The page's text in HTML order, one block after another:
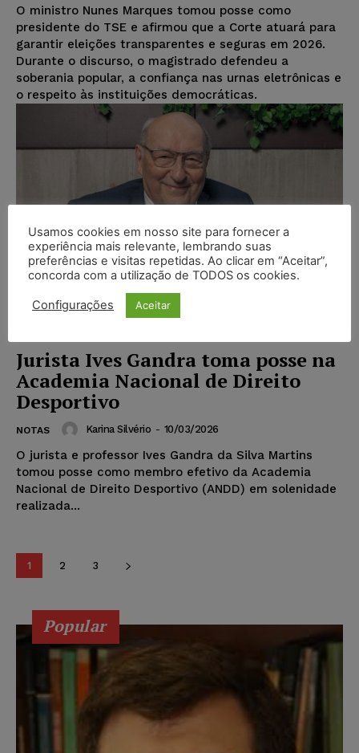
O ministro Nunes Marques tomou posse como
presidente do TSE e afirmou que a Corte atuará para
garantir eleições transparentes e seguras em 2026.
Durante o discurso, o magistrado defendeu a
soberania popular, a confiança nas urnas eletrônicas e
o respeito às instituições democráticas.
Jurista Ives Gandra toma posse na
Academia Nacional de Direito
Desportivo
NOTAS Karina Silvério - 10/03/2026
O jurista e professor Ives Gandra da Silva Martins
tomou posse como membro efetivo da Academia
Nacional de Direito Desportivo (ANDD) em solenidade
realizada...
1 2 3
Popular
Usamos cookies em nosso site para fornecer a
experiência mais relevante, lembrando suas
preferências e visitas repetidas. Ao clicar em “Aceitar”,
concorda com a utilização de TODOS os cookies.
Configurações Aceitar